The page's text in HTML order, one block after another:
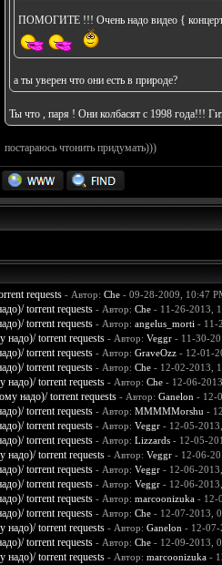
ПОМОГИТЕ !!! Очень надо видео {
а ты уверен что они есть в природе?
Ты что , паря ! Они колбасят с 1998 года!!!
постараюсь чтонить придумать)))
requests - Автор: Che- 09-28-2009, 10:47
torrent requests - Автор: Che- 11-26-2013,
torrent requests - Автор: angelus_morti - 11-
надо)/ torrent requests - Автор: Veggr- 11-30-
torrent requests - Автор: GraveOzz- 12-01-
torrent requests - Автор: Che- 12-02-2013,
надо)/ torrent requests - Автор: Che- 12-06-
надо)/ torrent requests - Автор: Ganelon - 12-
torrent requests - Автор: MMMMMorshu -
torrent requests - Автор: Veggr- 12-05-
torrent requests - Автор: Lizzards- 12-05-
надо)/ torrent requests - Автор: Veggr- 12-06-
torrent requests - Автор: Veggr- 12-06-
torrent requests - Автор: Veggr- 12-06-
torrent requests - Автор: marcoonizuka- 12-
torrent requests - Автор: Che- 12-07-2013,
надо)/ torrent requests - Автор: Ganelon - 12-07-
torrent requests - Автор: Che- 12-09-2013,
надо)/ torrent requests - Автор: marcoonizuka-